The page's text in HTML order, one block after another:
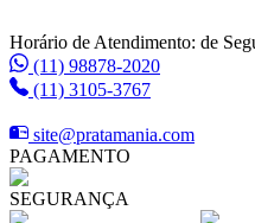
Horário de Atendimento: de
(11) 98878-2020
(11) 3105-3767
site@pratamania.com
PAGAMENTO
SEGURANÇA